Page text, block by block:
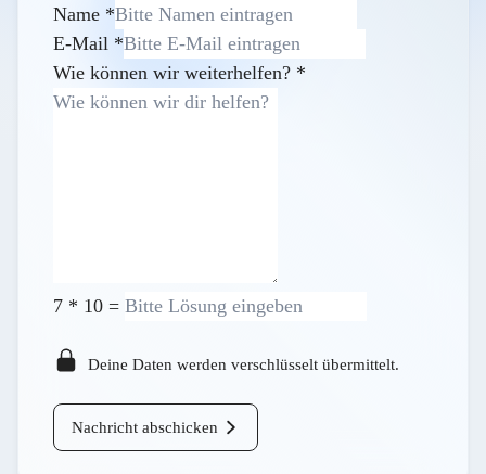
Name *
E-Mail *
Wie können wir weiterhelfen? *
7 * 10 =
Deine Daten werden verschlüsselt übermittelt.
Nachricht abschicken